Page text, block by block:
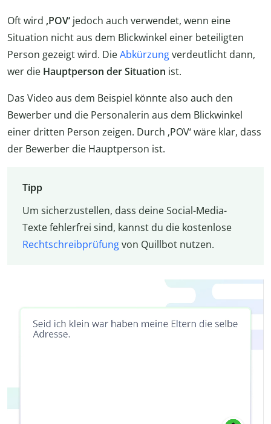
Oft wird ‚POV‘ jedoch auch verwendet, wenn eine
Situation nicht aus dem Blickwinkel einer beteiligten
Person gezeigt wird. DieAbkürzungverdeutlicht dann,
wer die Hauptperson der Situation ist.
Das Video aus dem Beispiel könnte also auch den
Bewerber und die Personalerin aus dem Blickwinkel
einer dritten Person zeigen. Durch ‚POV‘ wäre klar, dass
der Bewerber die Hauptperson ist.
Tipp
Um sicherzustellen, dass deine Social-Media-
Texte fehlerfrei sind, kannst du die kostenlose
Rechtschreibprüfungvon Quillbot nutzen.